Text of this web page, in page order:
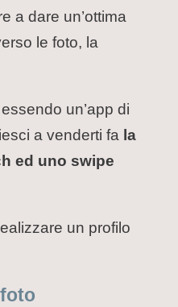
a dare un’ottima
le foto, la
un’app di
a venderti fa la
ed uno swipe
un profilo